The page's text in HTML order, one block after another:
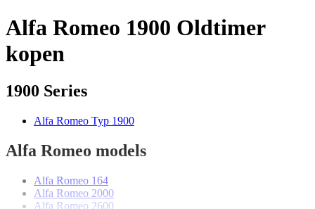
Alfa Romeo 1900 Oldtimer
kopen
1900 Series
Alfa Romeo Typ 1900
Alfa Romeo models
Alfa Romeo 164
Alfa Romeo 2000
Alfa Romeo 2600